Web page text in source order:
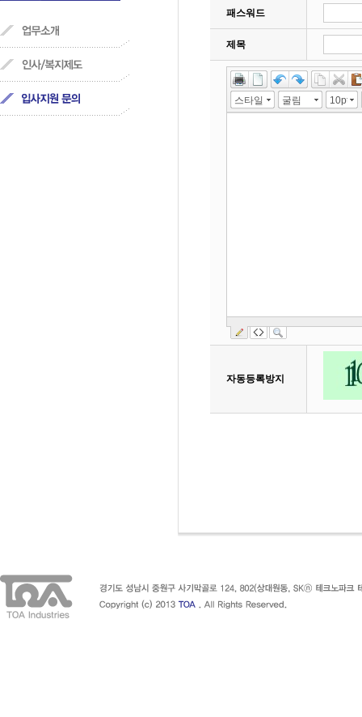
패스워드
제목
스타일 굴림 10pt
자동등록방지